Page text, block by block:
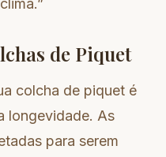
de Piquet
colcha de piquet é
longevidade. As
para serem